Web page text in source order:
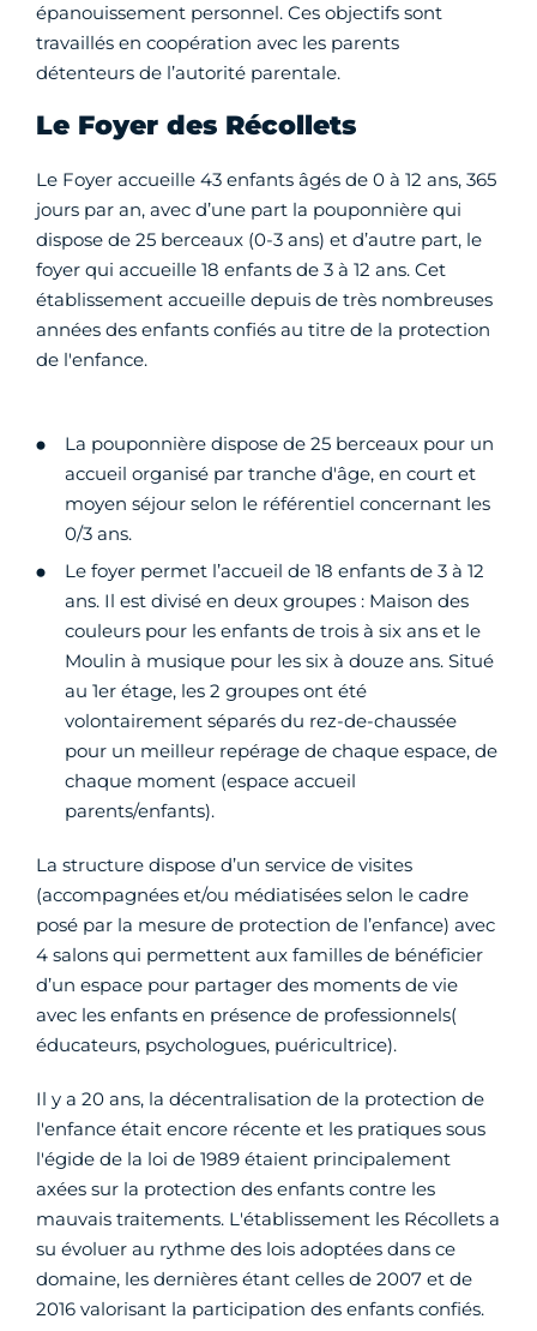
épanouissement personnel. Ces objectifs sont
travaillés en coopération avec les parents
détenteurs de l’autorité parentale.
Le Foyer des Récollets
Le Foyer accueille 43 enfants âgés de 0 à 12 ans, 365
jours par an, avec d’une part la pouponnière qui
dispose de 25 berceaux (0-3 ans) et d’autre part, le
foyer qui accueille 18 enfants de 3 à 12 ans. Cet
établissement accueille depuis de très nombreuses
années des enfants confiés au titre de la protection
de l'enfance.
La pouponnière dispose de 25 berceaux pour un
accueil organisé par tranche d'âge, en court et
moyen séjour selon le référentiel concernant les
0/3 ans.
Le foyer permet l’accueil de 18 enfants de 3 à 12
ans. Il est divisé en deux groupes : Maison des
couleurs pour les enfants de trois à six ans et le
Moulin à musique pour les six à douze ans. Situé
au 1er étage, les 2 groupes ont été
volontairement séparés du rez-de-chaussée
pour un meilleur repérage de chaque espace, de
chaque moment (espace accueil
parents/enfants).
La structure dispose d’un service de visites
(accompagnées et/ou médiatisées selon le cadre
posé par la mesure de protection de l’enfance) avec
4 salons qui permettent aux familles de bénéficier
d’un espace pour partager des moments de vie
avec les enfants en présence de professionnels(
éducateurs, psychologues, puéricultrice).
Il y a 20 ans, la décentralisation de la protection de
l'enfance était encore récente et les pratiques sous
l'égide de la loi de 1989 étaient principalement
axées sur la protection des enfants contre les
mauvais traitements. L'établissement les Récollets a
su évoluer au rythme des lois adoptées dans ce
domaine, les dernières étant celles de 2007 et de
2016 valorisant la participation des enfants confiés.